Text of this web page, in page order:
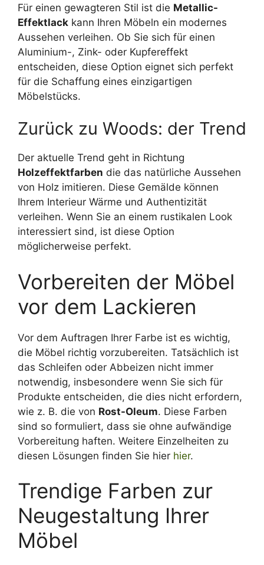
Für einen gewagteren Stil ist die Metallic-
Effektlack kann Ihren Möbeln ein modernes
Aussehen verleihen. Ob Sie sich für einen
Aluminium-, Zink- oder Kupfereffekt
entscheiden, diese Option eignet sich perfekt
für die Schaffung eines einzigartigen
Möbelstücks.
Zurück zu Woods: der Trend
Der aktuelle Trend geht in Richtung
Holzeffektfarben die das natürliche Aussehen
von Holz imitieren. Diese Gemälde können
Ihrem Interieur Wärme und Authentizität
verleihen. Wenn Sie an einem rustikalen Look
interessiert sind, ist diese Option
möglicherweise perfekt.
Vorbereiten der Möbel
vor dem Lackieren
Vor dem Auftragen Ihrer Farbe ist es wichtig,
die Möbel richtig vorzubereiten. Tatsächlich ist
das Schleifen oder Abbeizen nicht immer
notwendig, insbesondere wenn Sie sich für
Produkte entscheiden, die dies nicht erfordern,
wie z. B. die von Rost-Oleum. Diese Farben
sind so formuliert, dass sie ohne aufwändige
Vorbereitung haften. Weitere Einzelheiten zu
diesen Lösungen finden Sie hier hier.
Trendige Farben zur
Neugestaltung Ihrer
Möbel